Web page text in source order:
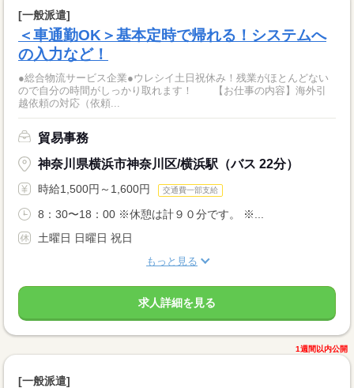
[一般派遣]
＜車通勤OK＞基本定時で帰れる！システムへ
の入力など！
●総合物流サービス企業●ウレシイ土日祝休み！残業がほとんどない
ので自分の時間がしっかり取れます！ 【お仕事の内容】海外引
越依頼の対応（依頼...
貿易事務
神奈川県横浜市神奈川区/横浜駅（バス 22分）
時給1,500円～1,600円 交通費一部支給
8：30〜18：00 ※休憩は計９０分です。 ※...
土曜日 日曜日 祝日
もっと見る
求人詳細を見る
1週間以内公開
[一般派遣]